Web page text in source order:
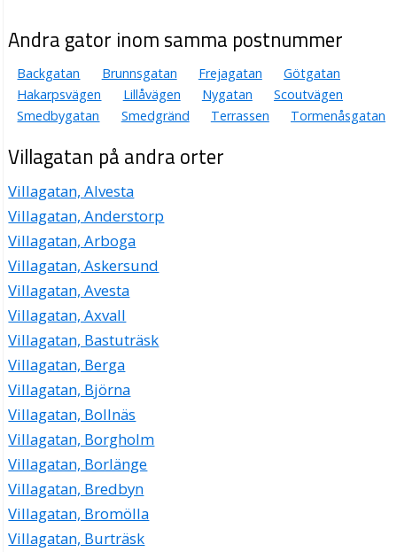
Andra gator inom samma postnummer
Backgatan Brunnsgatan Frejagatan
Götgatan
Hakarpsvägen
Lillåvägen Nygatan
Scoutvägen
Smedbygatan
Smedgränd Terrassen Tormenåsgatan
Villagatan på andra orter
Villagatan, Alvesta
Villagatan, Anderstorp
Villagatan, Arboga
Villagatan, Askersund
Villagatan, Avesta
Villagatan, Axvall
Villagatan, Bastuträsk
Villagatan, Berga
Villagatan, Björna
Villagatan, Bollnäs
Villagatan, Borgholm
Villagatan, Borlänge
Villagatan, Bredbyn
Villagatan, Bromölla
Villagatan, Burträsk